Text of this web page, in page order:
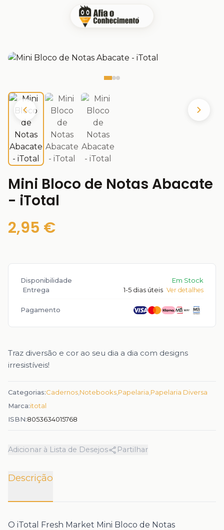
Descrição
O iTotal Fresh Market Mini Bloco de Notas
Mini Bloco de Notas Abacate
- iTotal
2,95 €
Disponibilidade
Em Stock
Entrega
1-5 dias úteis Ver detalhes
Pagamento
Traz diversão e cor ao seu dia a dia com designs
irresistíveis!
Categorias:Cadernos Notebooks Papelaria Papelaria Diversa
Marca:itotal
ISBN:8053634015768
Adicionar à Lista de Desejos Partilhar